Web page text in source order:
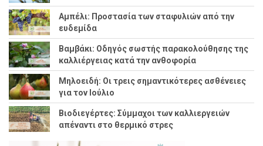
Αμπέλι: Προστασία των σταφυλιών από την
ευδεμίδα
Βαμβάκι: Οδηγός σωστής παρακολούθησης της
καλλιέργειας κατά την ανθοφορία
Μηλοειδή: Οι τρεις σημαντικότερες ασθένειες
για τον Ιούλιο
Βιοδιεγέρτες: Σύμμαχοι των καλλιεργειών
απέναντι στο θερμικό στρες